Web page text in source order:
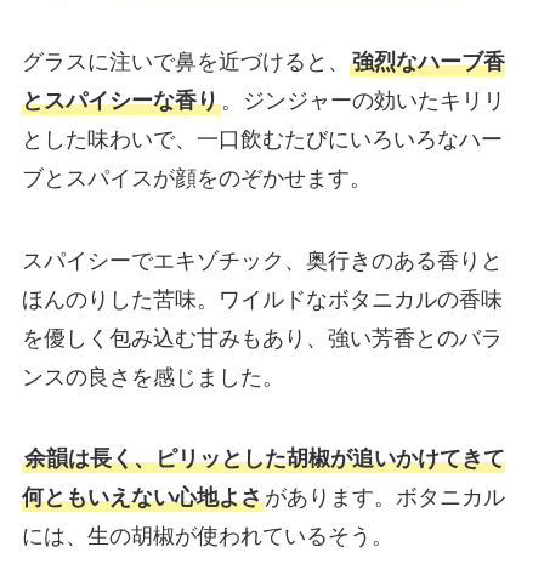
グラスに注いで鼻を近づけると、 強烈なハーブ香
とスパイシーな香り。ジンジャーの効いたキリリ
とした味わいで、一口飲むたびにいろいろなハー
ブとスパイスが顔をのぞかせます。
スパイシーでエキゾチック、奥行きのある香りと
ほんのりした苦味。ワイルドなボタニカルの香味
を優しく包み込む甘みもあり、強い芳香とのバラ
ンスの良さを感じました。
余韻は長く、ピリッとした胡椒が追いかけてきて
何ともいえない心地よさがあります。ボタニカル
には、生の胡椒が使われているそう。